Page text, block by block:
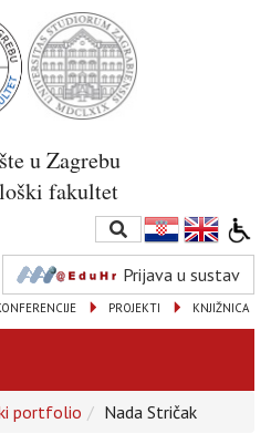
u Zagrebu
fakultet
Prijava u sustav
KNJIŽNICA
PROJEKTI
portfolio Nada Stričak